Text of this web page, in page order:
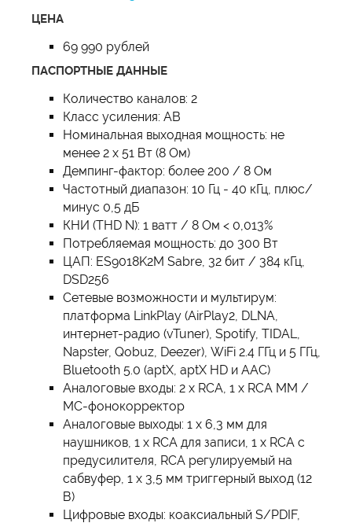
ЦЕНА
69 990 рублей
ПАСПОРТНЫЕ ДАННЫЕ
Количество каналов: 2
Класс усиления: AB
Номинальная выходная мощность: не
менее 2 x 51 Вт (8 Ом)
Демпинг-фактор: более 200 / 8 Ом
Частотный диапазон: 10 Гц - 40 кГц, плюс/
минус 0,5 дБ
КНИ (THD N): 1 ватт / 8 Ом < 0,013%
Потребляемая мощность: до 300 Вт
ЦАП: ES9018K2M Sabre, 32 бит / 384 кГц,
DSD256
Сетевые возможности и мультирум:
платформа LinkPlay (AirPlay2, DLNA,
интернет-радио (vTuner), Spotify, TIDAL,
Napster, Qobuz, Deezer), WiFi 2.4 ГГц и 5 ГГц,
Bluetooth 5.0 (aptX, aptX HD и AAC)
Аналоговые входы: 2 х RCA, 1 х RCA ММ /
MC-фонокорректор
Аналоговые выходы: 1 х 6,3 мм для
наушников, 1 х RCA для записи, 1 х RCA с
предусилителя, RCA регулируемый на
сабвуфер, 1 х 3,5 мм триггерный выход (12
В)
Цифровые входы: коаксиальный S/PDIF,